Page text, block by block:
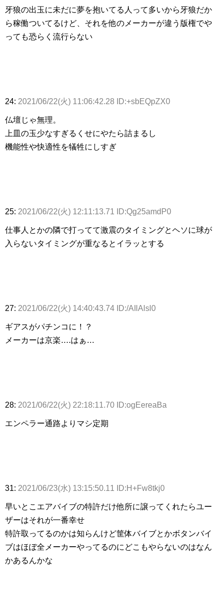
牙狼の出玉に未だに夢を抱いてる人って多いから牙狼だか
ら稼働ついてるけど、それを他のメーカーが違う版権でや
っても恐らく流行らない
24: 2021/06/22(火) 11:06:42.28 ID:+sbEQpZX0
仏壇じゃ無理。
上皿の玉少なすぎるくせにやたら詰まるし
機能性や快適性を犠牲にしすぎ
25: 2021/06/22(火) 12:11:13.71 ID:Qg25amdP0
仕事人とかの隣で打ってて激震のタイミングとヘソに球が
入らないタイミングが重なるとイラッとする
27: 2021/06/22(火) 14:40:43.74 ID:/AIlAlsl0
ギアスがパチンコに！？
メーカーは京楽….はぁ…
28: 2021/06/22(火) 22:18:11.70 ID:ogEereaBa
エンペラー通路よりマシ定期
31: 2021/06/23(水) 13:15:50.11 ID:H+Fw8tkj0
早いとこエアバイブの特許だけ他所に譲ってくれたらユー
ザーはそれが一番幸せ
特許取ってるのかは知らんけど筐体バイブとかボタンバイ
ブはほぼ全メーカーやってるのにどこもやらないのはなん
かあるんかな